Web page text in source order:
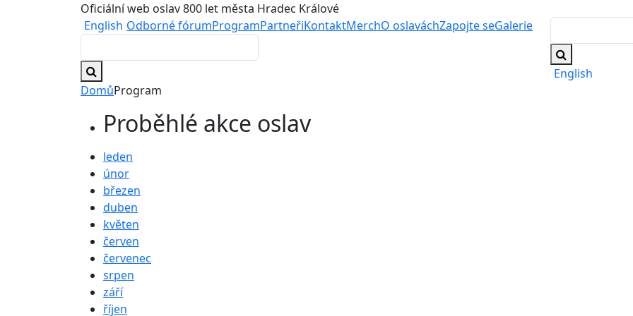
Oficiální web oslav 800 let města Hradec Králové
English Odborné fórumProgramPartneřiKontaktMerchO oslaváchZapojte seGalerie
English
DomůProgram
Proběhlé akce oslav
leden
únor
březen
duben
květen
červen
červenec
srpen
září
říjen